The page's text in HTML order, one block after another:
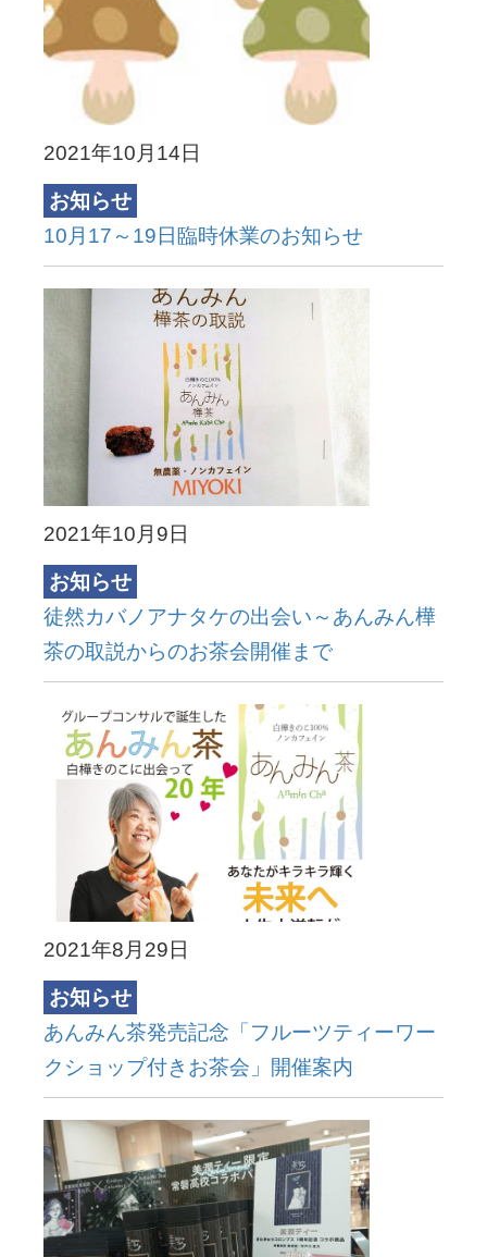
2021年10月14日
お知らせ
10月17～19日臨時休業のお知らせ
2021年10月9日
お知らせ
徒然カバノアナタケの出会い～あんみん樺
茶の取説からのお茶会開催まで
2021年8月29日
お知らせ
あんみん茶発売記念「フルーツティーワー
クショップ付きお茶会」開催案内